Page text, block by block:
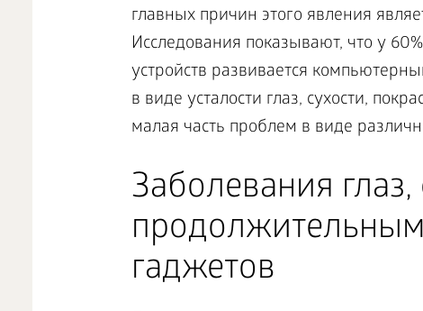
главных причин этого явления
Исследования показывают, что у
устройств развивается
в виде усталости глаз, сухости,
малая часть проблем в виде
Заболевания
гаджетов